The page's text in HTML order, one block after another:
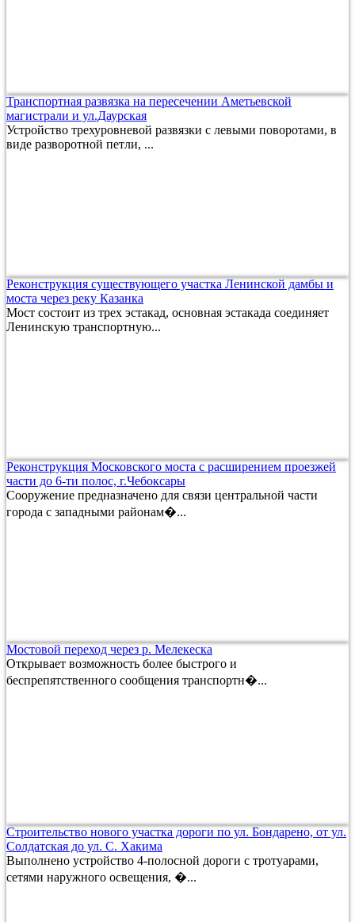
Транспортная развязка на пересечении Аметьевской
магистрали и ул.Даурская
Устройство трехуровневой развязки с левыми поворотами, в
виде разворотной петли, ...
Реконструкция существующего участка Ленинской дамбы и
моста через реку Казанка
Мост состоит из трех эстакад, основная эстакада соединяет
Ленинскую транспортную...
Реконструкция Московского моста с расширением проезжей
части до 6-ти полос, г.Чебоксары
Сооружение предназначено для связи центральной части
города с западными районам�...
Мостовой переход через р. Мелекеска
Открывает возможность более быстрого и
беспрепятственного сообщения транспортн�...
Строительство нового участка дороги по ул. Бондарено, от ул.
Солдатская до ул. С. Хакима
Выполнено устройство 4-полосной дороги с тротуарами,
сетями наружного освещения, �...